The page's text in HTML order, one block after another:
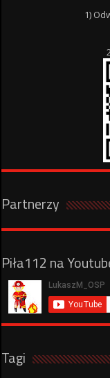
1)
Partnerzy
Piła112 na
Tagi